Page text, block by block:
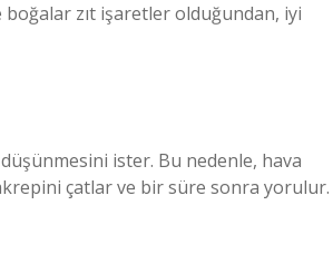
zıt işaretler olduğundan, iyi
ister. Bu nedenle, hava
çatlar ve bir süre sonra yorulur.